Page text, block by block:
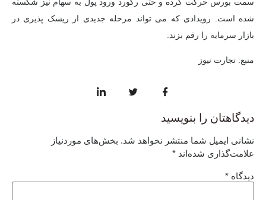
شده است. رویدادی که می تواند مرحله جدیدی از ریسک پذیری در
بازار سرمایه را رقم بزند.
منبع: تجارت نیوز
دیدگاهتان را بنویسید
نشانی ایمیل شما منتشر نخواهد شد. بخش‌های موردنیاز
علامت‌گذاری شده‌اند *
دیدگاه *